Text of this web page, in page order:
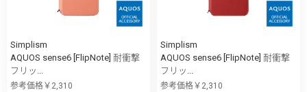
Simplism
AQUOS sense6 [FlipNote] 耐衝撃
フリッ...
参考価格￥2,310
Simplism
AQUOS sense6 [FlipNote] 耐衝撃
フリッ...
参考価格￥2,310